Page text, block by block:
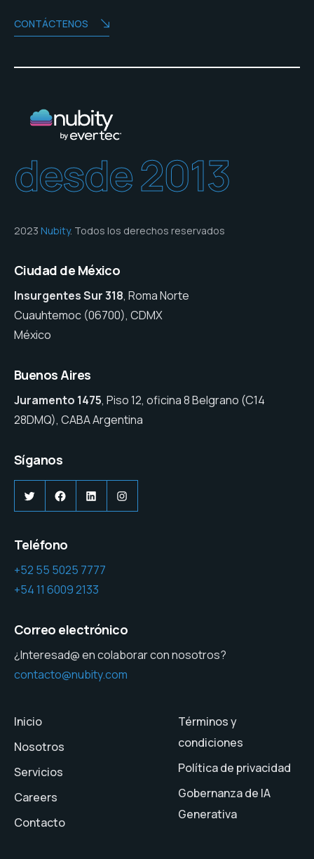
CONTÁCTENOS
desde 2013
2023 Nubity. Todos los derechos reservados
Ciudad de México
Insurgentes Sur 318, Roma Norte
Cuauhtemoc (06700), CDMX
México
Buenos Aires
Juramento 1475, Piso 12, oficina 8 Belgrano (C14
28DMQ), CABA Argentina
Síganos
TwitterFacebook
LinkedInInstagram
Teléfono
+52 55 5025 7777
+54 11 6009 2133
Correo electrónico
¿Interesad@ en colaborar con nosotros?
contacto@nubity.com
Inicio
Nosotros
Servicios
Careers
Contacto
Términos y
condiciones
Política de privacidad
Gobernanza de IA
Generativa